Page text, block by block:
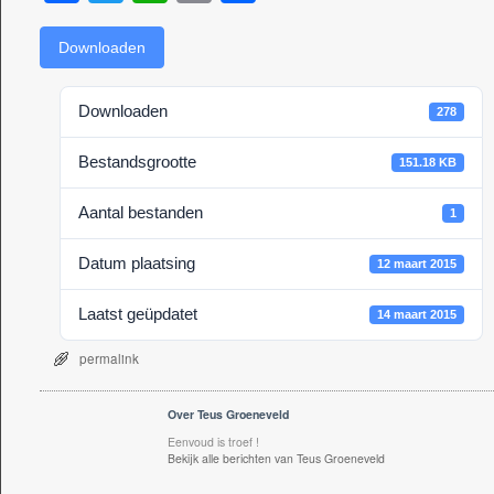
a
c
e
b
o
o
k
wi
tt
er s
A
p
p
n
Downloaden
Downloaden 278
Bestandsgrootte 151.18 KB
Aantal bestanden 1
Datum plaatsing 12 maart 2015
Laatst geüpdatet 14 maart 2015
permalink
Over Teus Groeneveld
Eenvoud is troef !
Bekijk alle berichten van Teus Groeneveld